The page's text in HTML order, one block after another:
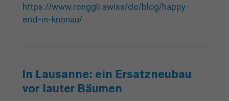
https://www.renggli.swiss/de/blog/happy-
end-in-knonau/
In Lausanne: ein Ersatzneubau
vor lauter Bäumen